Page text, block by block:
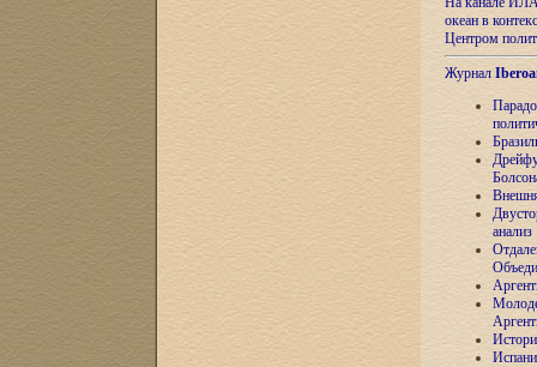
океан в
Центром
Журнал
анализ